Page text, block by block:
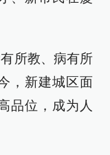
所教、病有所
，新建城区面
品位，成为人